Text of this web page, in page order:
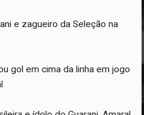
e zagueiro da Seleção na
gol em cima da linha em jogo